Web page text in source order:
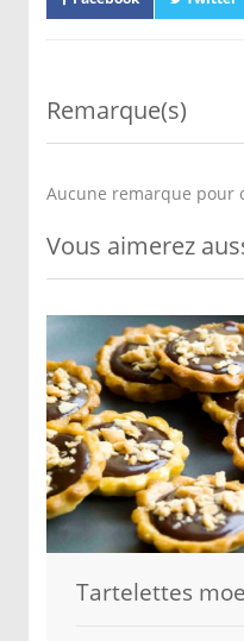
Remarque(s)
Aucune remarque pour
Vous aimerez
Tartelettes